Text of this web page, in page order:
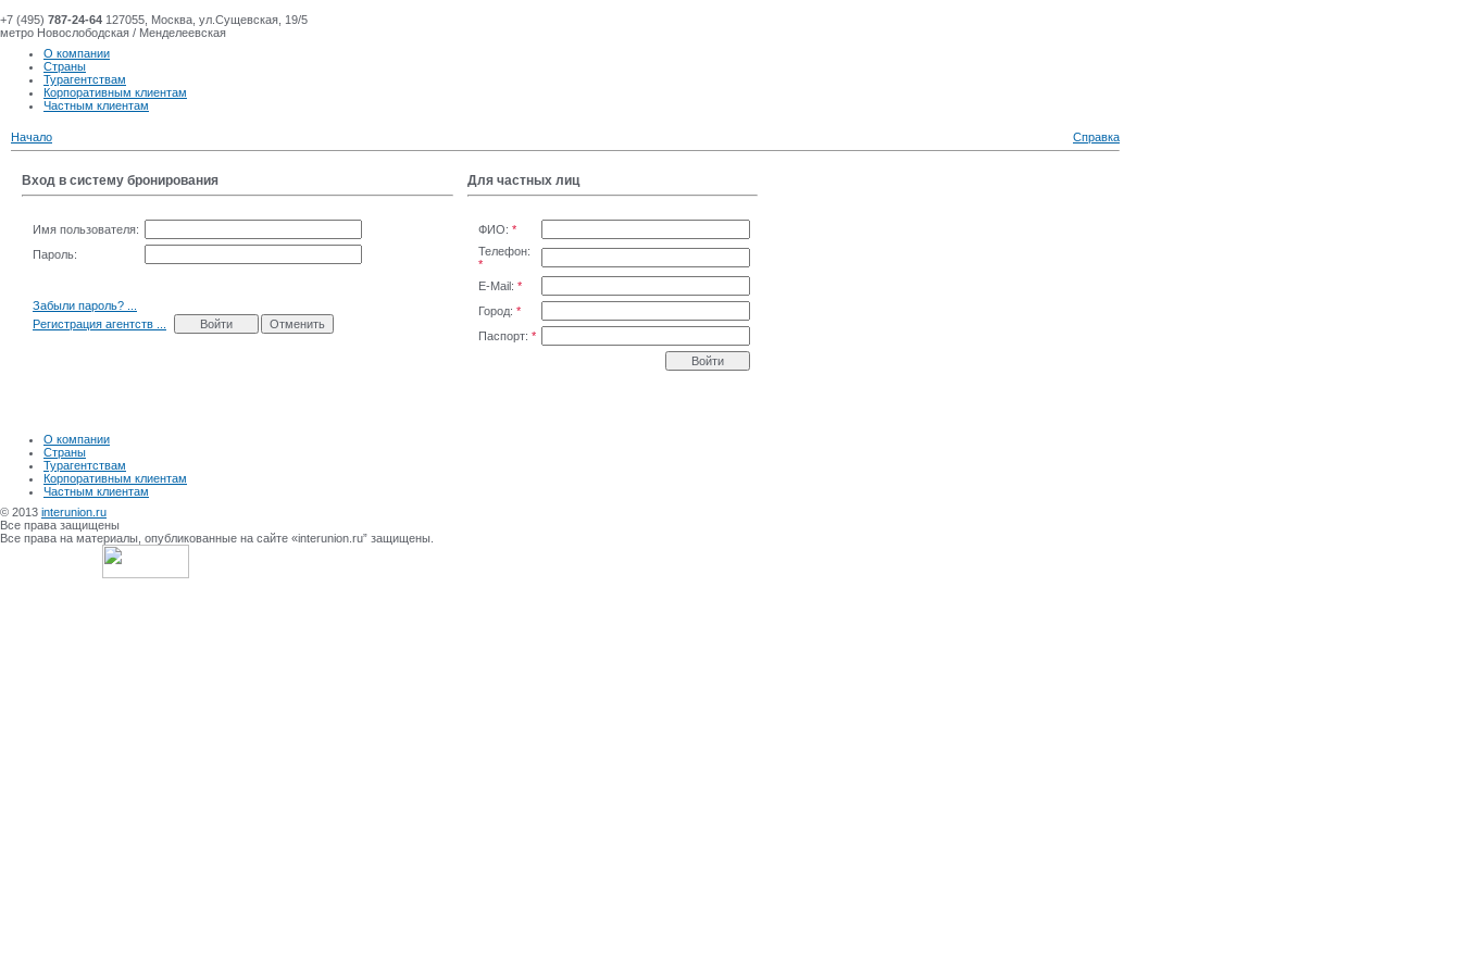
+7 (495) 787-24-64 127055, Москва, ул.Сущевская, 19/5
метро Новослободская / Менделеевская
О компании
Страны
Турагентствам
Корпоративным клиентам
Частным клиентам
Начало Справка
Вход в систему бронирования
Имя пользователя:
Пароль:
Забыли пароль? ...
Регистрация агентств ...
Для частных лиц
ФИО: *
Телефон:
*
E-Mail: *
Город: *
Паспорт: *
О компании
Страны
Турагентствам
Корпоративным клиентам
Частным клиентам
© 2013 interunion.ru
Все права защищены
Все права на материалы, опубликованные на сайте «interunion.ru” защищены.